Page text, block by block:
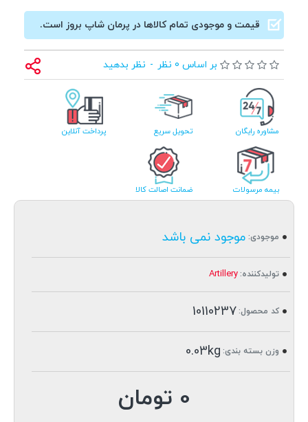
قیمت و موجودی تمام کالاها در پرمان شاپ بروز است.
بر اساس 0 نظر - نظر بدهید
مشاوره رایگان تحویل سریع پرداخت آنلاین
بیمه مرسولات ضمانت اصالت کالا
0 تومان
موجودی: موجود نمی باشد
تولیدکننده: Artillery
کد محصول: 10110237
وزن بسته بندی: 0.03kg